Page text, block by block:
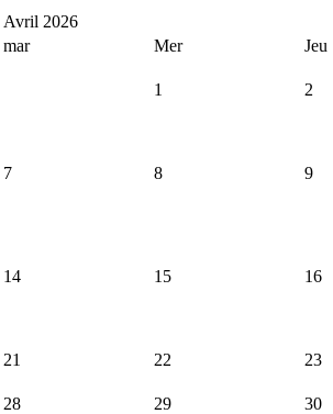
Avril 2026
mar Mer Jeu
1 2
7 8 9
14 15 16
21 22 23
28 29 30